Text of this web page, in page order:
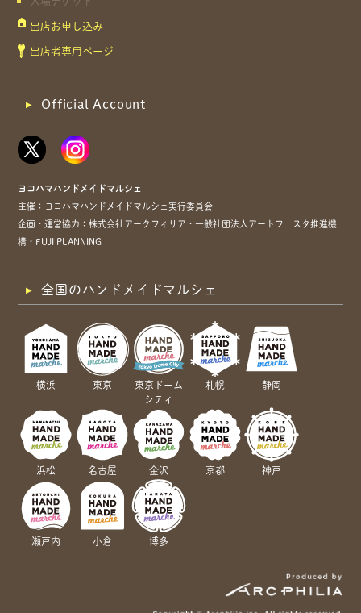
出店お申し込み
出店者専用ページ
Official Account
ヨコハマハンドメイドマルシェ
主催：ヨコハマハンドメイドマルシェ実行委員会
企画・運営協力：株式会社アークフィリア・一般社団法人アートフェスタ推進機
構・FUJI PLANNING
全国のハンドメイドマルシェ
横浜 東京
東京ドーム
シティ
札幌 静岡
浜松 名古屋 金沢 京都 神戸
瀬戸内 小倉 博多